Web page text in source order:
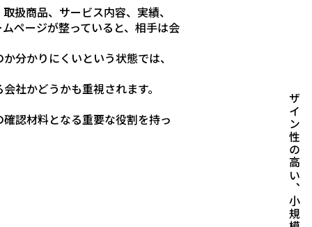
扱商品、サービス内容、実績、
ページが整っていると、相手は会
分かりにくいという状態では、
社かどうかも重視されます。
認材料となる重要な役割を持っ